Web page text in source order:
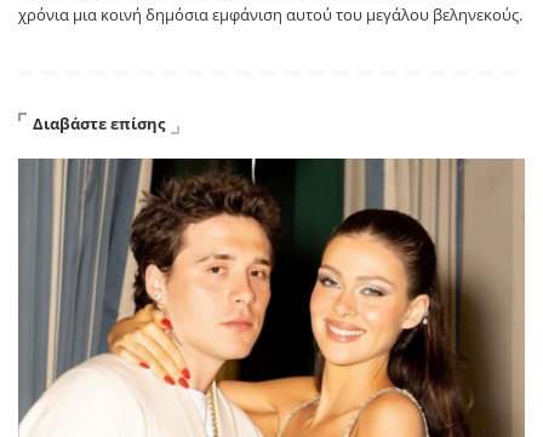
χρόνια μια κοινή δημόσια εμφάνιση αυτού του μεγάλου βεληνεκούς.
Διαβάστε επίσης